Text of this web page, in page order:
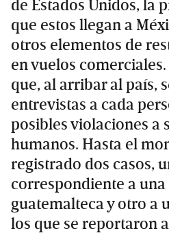
de Estados Unidos, la
que estos llegan a
otros elementos de
en vuelos
que, al arribar al país,
entrevistas a cada
posibles violaciones a
humanos. Hasta el
registrado dos casos,
correspondiente a
guatemalteca y otro a
los que se reportaron